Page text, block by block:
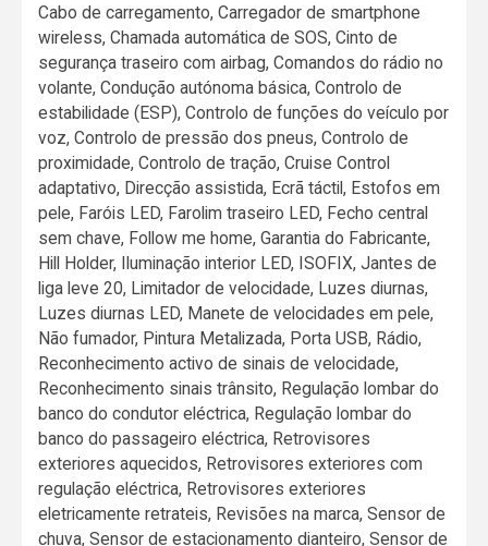
Cabo de carregamento, Carregador de smartphone
wireless, Chamada automática de SOS, Cinto de
segurança traseiro com airbag, Comandos do rádio no
volante, Condução autónoma básica, Controlo de
estabilidade (ESP), Controlo de funções do veículo por
voz, Controlo de pressão dos pneus, Controlo de
proximidade, Controlo de tração, Cruise Control
adaptativo, Direcção assistida, Ecrã táctil, Estofos em
pele, Faróis LED, Farolim traseiro LED, Fecho central
sem chave, Follow me home, Garantia do Fabricante,
Hill Holder, Iluminação interior LED, ISOFIX, Jantes de
liga leve 20, Limitador de velocidade, Luzes diurnas,
Luzes diurnas LED, Manete de velocidades em pele,
Não fumador, Pintura Metalizada, Porta USB, Rádio,
Reconhecimento activo de sinais de velocidade,
Reconhecimento sinais trânsito, Regulação lombar do
banco do condutor eléctrica, Regulação lombar do
banco do passageiro eléctrica, Retrovisores
exteriores aquecidos, Retrovisores exteriores com
regulação eléctrica, Retrovisores exteriores
eletricamente retrateis, Revisões na marca, Sensor de
chuva, Sensor de estacionamento dianteiro, Sensor de